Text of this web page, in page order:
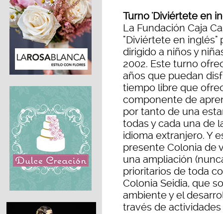
Turno 'Diviértete en
La Fundación Caja
"Diviértete en inglés"
dirigido a niños y
2002. Este turno
años que puedan
tiempo libre que
componente de
por tanto de una
todas y cada una de
idioma extranjero. Y
presente Colonia de
una ampliación
prioritarios de toda
Colonia Seidia, que
ambiente y el
través de